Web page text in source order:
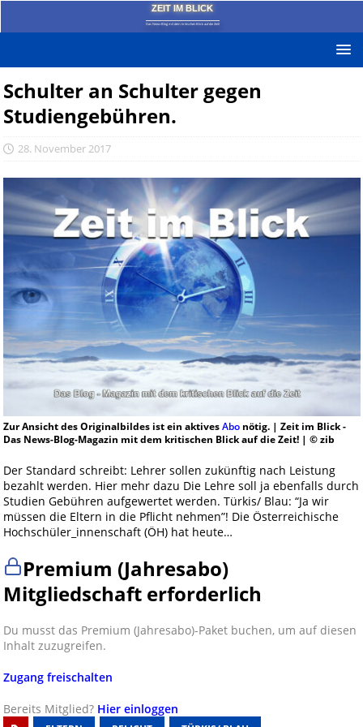
ZEIT IM BLICK
Das News-Blog mit dem kritischen Blick auf die Zeit!
Schulter an Schulter gegen
Studiengebühren.
28. November 2017
Zur Ansicht des Originalbildes ist ein aktivesAbonötig. | Zeit im Blick -
Das News-Blog-Magazin mit dem kritischen Blick auf die Zeit! | © zib
Der Standard schreibt: Lehrer sollen zukünftig nach Leistung
bezahlt werden. Hier mehr dazu Die Lehre soll ja ebenfalls durch
Studien Gebühren aufgewertet werden. Türkis/ Blau: “Ja wir
müssen die Eltern in die Pflicht nehmen”! Die Österreichische
Hochschüler_innenschaft (ÖH) hat heute…
Premium (Jahresabo)
Mitgliedschaft erforderlich
Du musst das Premium (Jahresabo)-Paket buchen, um auf diesen
Inhalt zuzugreifen.
Zugang freischalten
Bereits Mitglied? Hier einloggen